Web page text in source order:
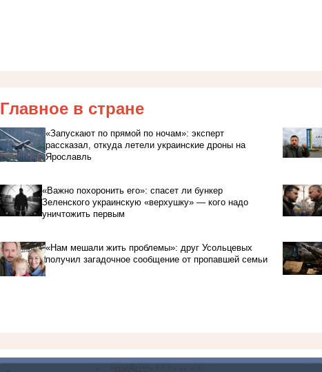
Главное в стране
«Запускают по прямой по ночам»: эксперт
рассказал, откуда летели украинские дроны на
Ярославль
«Важно похоронить его»: спасет ли бункер
Зеленского украинскую «верхушку» — кого надо
уничтожить первым
«Нам мешали жить проблемы»: друг Усольцевых
получил загадочное сообщение от пропавшей семьи